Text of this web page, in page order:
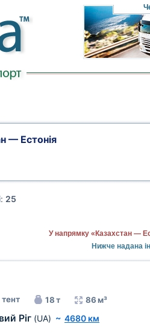
— Естонія
25
У напрямку «Казахстан —
Нижче надана
тент 18 т 86 м³
Ріг (UA) ~ 4680 км